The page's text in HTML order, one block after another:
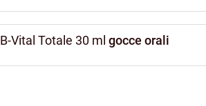
B-Vital Totale 30 mlgocce orali